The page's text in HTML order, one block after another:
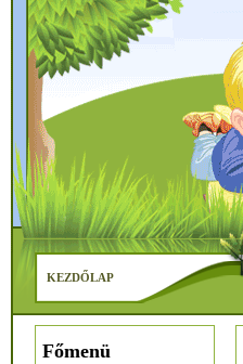
KEZDŐLAP
Főmenü